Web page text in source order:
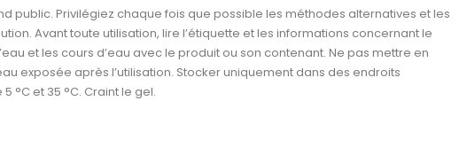
public. Privilégiez chaque fois que possible les méthodes alternatives et les
Avant toute utilisation, lire l’étiquette et les informations concernant le
et les cours d’eau avec le produit ou son contenant. Ne pas mettre en
exposée après l’utilisation. Stocker uniquement dans des endroits
°C et 35 °C. Craint le gel.